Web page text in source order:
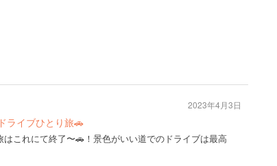
ライブひとり旅🚗
これにて終了〜🚗！景色がいい道でのドライブは最高
2023年4月3日